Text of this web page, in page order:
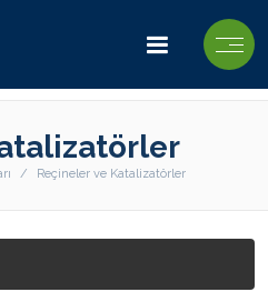
Reçineler ve Katalizatörler